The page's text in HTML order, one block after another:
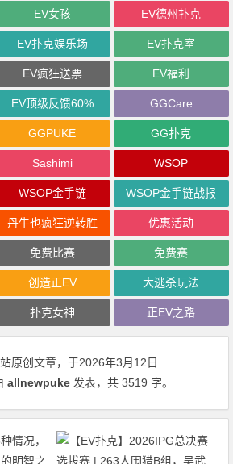
EV女孩 EV德州扑克
EV扑克娱乐场 EV扑克室
EV疯狂送票 EV福利
EV顶级反馈60% GGCare
GGPUKE GG扑克
Sashimi WSOP
WSOP金手链 WSOP金手链战报
丹牛也疯狂逆转胜 优惠活动
免费比赛 免费赛
创造正EV 大逃杀玩法
扑克女神 正EV之路
原创文章，于2026年3月12日
allnewpuke 发表，共 3519 字。